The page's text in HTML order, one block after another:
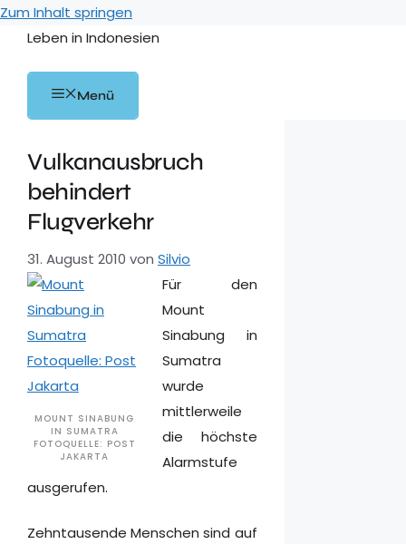
Zum Inhalt springen
Leben in Indonesien
Menü
Vulkanausbruch
behindert
Flugverkehr
31. August 2010 von Silvio
MOUNT SINABUNG
IN SUMATRA
FOTOQUELLE: POST
JAKARTA
Für den
Mount
Sinabung in
Sumatra
wurde
mittlerweile
die höchste
Alarmstufe
ausgerufen.
Zehntausende Menschen sind auf